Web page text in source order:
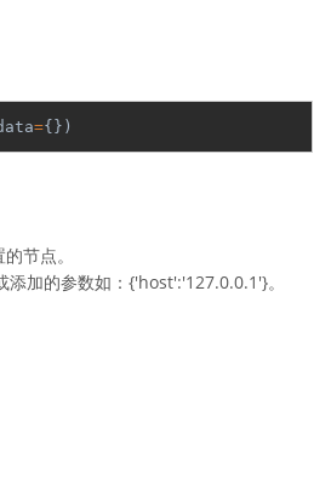
={})
节点。
加的参数如：{'host':'127.0.0.1'}。